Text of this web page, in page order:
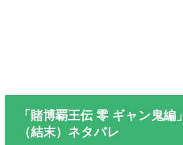
「賭博覇王伝 零 ギャン鬼編
（結末）ネタバレ